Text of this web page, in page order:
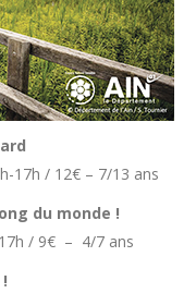
17h / 12€ – 7/13 ans
du monde !
/ 9€ – 4/7 ans